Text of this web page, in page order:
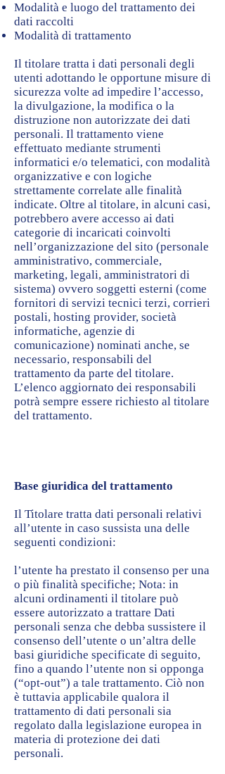
Modalità e luogo del trattamento dei
dati raccolti
Modalità di trattamento
Il titolare tratta i dati personali degli
utenti adottando le opportune misure di
sicurezza volte ad impedire l’accesso,
la divulgazione, la modifica o la
distruzione non autorizzate dei dati
personali. Il trattamento viene
effettuato mediante strumenti
informatici e/o telematici, con modalità
organizzative e con logiche
strettamente correlate alle finalità
indicate. Oltre al titolare, in alcuni casi,
potrebbero avere accesso ai dati
categorie di incaricati coinvolti
nell’organizzazione del sito (personale
amministrativo, commerciale,
marketing, legali, amministratori di
sistema) ovvero soggetti esterni (come
fornitori di servizi tecnici terzi, corrieri
postali, hosting provider, società
informatiche, agenzie di
comunicazione) nominati anche, se
necessario, responsabili del
trattamento da parte del titolare.
L’elenco aggiornato dei responsabili
potrà sempre essere richiesto al titolare
del trattamento.
Base giuridica del trattamento
Il Titolare tratta dati personali relativi
all’utente in caso sussista una delle
seguenti condizioni:
l’utente ha prestato il consenso per una
o più finalità specifiche; Nota: in
alcuni ordinamenti il titolare può
essere autorizzato a trattare Dati
personali senza che debba sussistere il
consenso dell’utente o un’altra delle
basi giuridiche specificate di seguito,
fino a quando l’utente non si opponga
(“opt-out”) a tale trattamento. Ciò non
è tuttavia applicabile qualora il
trattamento di dati personali sia
regolato dalla legislazione europea in
materia di protezione dei dati
personali.